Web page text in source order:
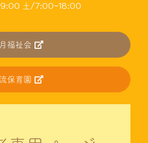
土/7:00~18:00
福祉会
保育園